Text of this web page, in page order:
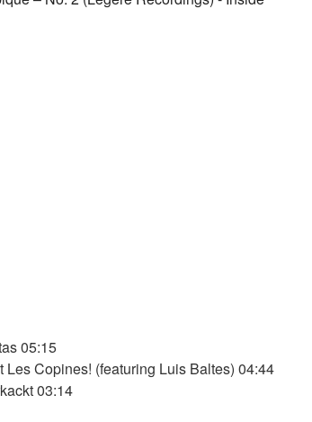
05:15
Les Copines! (featuring Luis Baltes) 04:44
03:14